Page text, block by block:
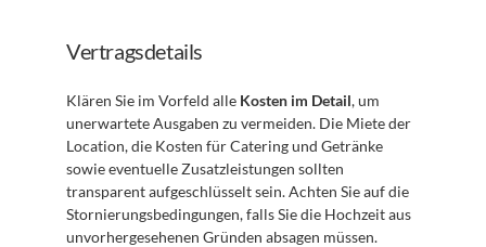
Vertragsdetails
Klären Sie im Vorfeld alle Kosten im Detail, um
unerwartete Ausgaben zu vermeiden. Die Miete der
Location, die Kosten für Catering und Getränke
sowie eventuelle Zusatzleistungen sollten
transparent aufgeschlüsselt sein. Achten Sie auf die
Stornierungsbedingungen, falls Sie die Hochzeit aus
unvorhergesehenen Gründen absagen müssen.